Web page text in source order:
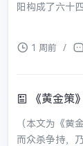
阳构成了六十
1 周前 /
《黄金策
（本文为《黄
而众杀争持，